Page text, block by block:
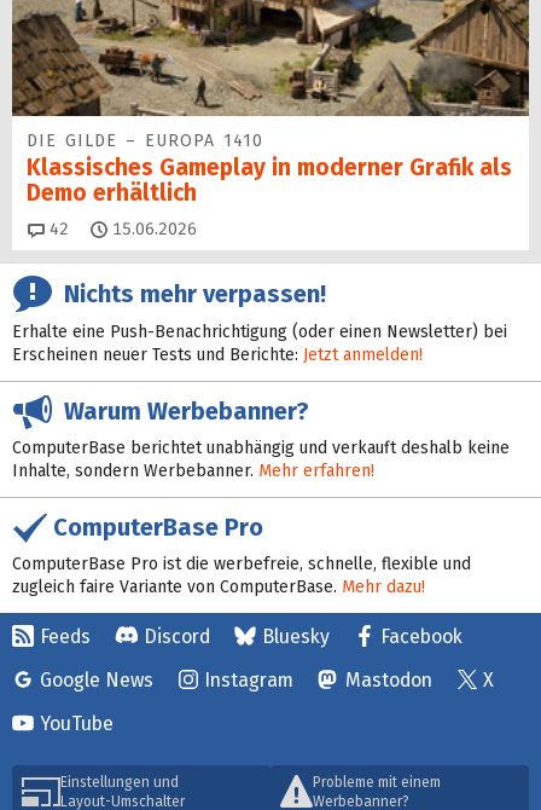
DIE GILDE – EUROPA 1410
Klassisches Gameplay in moderner Grafik als
Demo erhältlich
42 Kommentare
15.06.2026
Nichts mehr verpassen!
Erhalte eine Push-Benachrichtigung (oder einen Newsletter) bei
Erscheinen neuer Tests und Berichte: Jetzt anmelden!
Warum Werbebanner?
ComputerBase berichtet unabhängig und verkauft deshalb keine
Inhalte, sondern Werbebanner. Mehr erfahren!
ComputerBase Pro
ComputerBase Pro ist die werbefreie, schnelle, flexible und
zugleich faire Variante von ComputerBase. Mehr dazu!
Feeds Discord Bluesky
Facebook
Google News
Instagram Mastodon
X
YouTube
Einstellungen und
Layout-Umschalter
Probleme mit einem
Werbebanner?